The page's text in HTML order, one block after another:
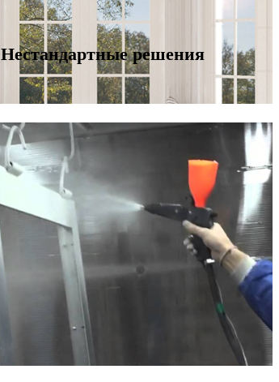
Нестандартные решения